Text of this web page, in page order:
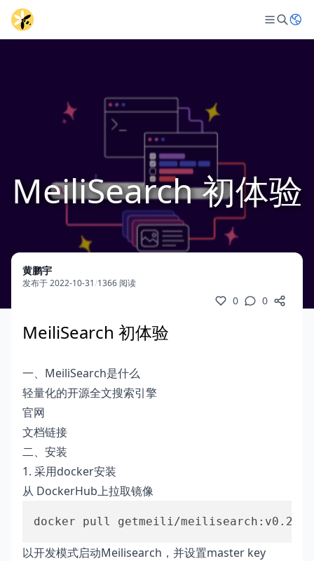
MeiliSearch 初体验
黄鹏宇
发布于 2022-10-31/1366 阅读
0 0
MeiliSearch 初体验
一、MeiliSearch是什么
轻量化的开源全文搜索引擎
官网
文档链接
二、安装
1. 采用docker安装
从 DockerHub上拉取镜像
以开发模式启动Meilisearch，并设置master key